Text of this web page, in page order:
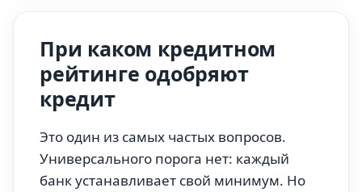
При каком кредитном
рейтинге одобряют
кредит
Это один из самых частых вопросов.
Универсального порога нет: каждый
банк устанавливает свой минимум. Но